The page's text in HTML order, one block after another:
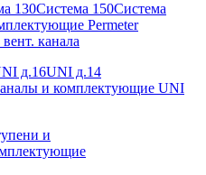
130Система 150Система
Permeter
канала
д.16UNI д.14
и комплектующие UNI
и